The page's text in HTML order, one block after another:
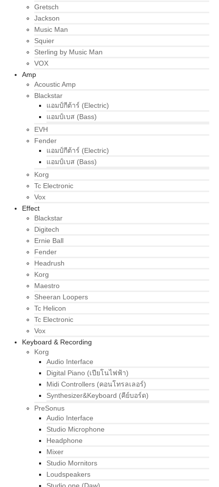
Gretsch
Jackson
Music Man
Squier
Sterling by Music Man
VOX
Amp
Acoustic Amp
Blackstar
แอมป์กีต้าร์ (Electric)
แอมป์เบส (Bass)
EVH
Fender
แอมป์กีต้าร์ (Electric)
แอมป์เบส (Bass)
Korg
Tc Electronic
Vox
Effect
Blackstar
Digitech
Ernie Ball
Fender
Headrush
Korg
Maestro
Sheeran Loopers
Tc Helicon
Tc Electronic
Vox
Keyboard & Recording
Korg
Audio Interface
Digital Piano (เปียโนไฟฟ้า)
Midi Controllers (คอนโทรลเลอร์)
Synthesizer&Keyboard (คีย์บอร์ด)
PreSonus
Audio Interface
Studio Microphone
Headphone
Mixer
Studio Mornitors
Loudspeakers